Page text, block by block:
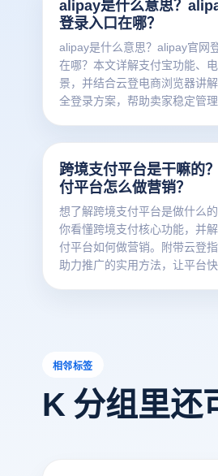
登录入口在哪？
alipay是什么意思？alipay官网
在哪？本文详解支付宝功能、
景，并结合云登电商浏览器讲
全登录方案，帮助卖家稳定管
跨境支付平台是干嘛的
付平台怎么做营销？
想了解跨境支付平台是做什么
你看懂跨境支付核心功能，并
付平台如何做营销。附带云登
助力推广的实用方法，让平台
相邻标签
K 分组里还